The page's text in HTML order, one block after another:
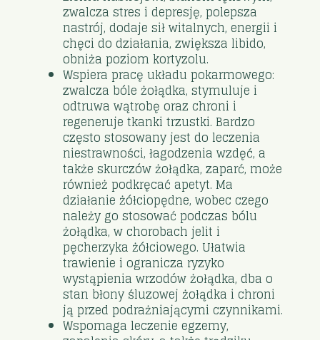
zwalcza stres i depresję, polepsza
nastrój, dodaje sił witalnych, energii i
chęci do działania, zwiększa libido,
obniża poziom kortyzolu.
Wspiera pracę układu pokarmowego:
zwalcza bóle żołądka, stymuluje i
odtruwa wątrobę oraz chroni i
regeneruje tkanki trzustki. Bardzo
często stosowany jest do leczenia
niestrawności, łagodzenia wzdęć, a
także skurczów żołądka, zaparć, może
również podkręcać apetyt. Ma
działanie żółciopędne, wobec czego
należy go stosować podczas bólu
żołądka, w chorobach jelit i
pęcherzyka żółciowego. Ułatwia
trawienie i ogranicza ryzyko
wystąpienia wrzodów żołądka, dba o
stan błony śluzowej żołądka i chroni
ją przed podrażniającymi czynnikami.
Wspomaga leczenie egzemy,